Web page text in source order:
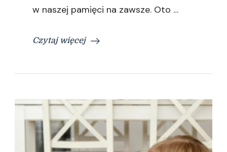
w naszej pamięci na zawsze. Oto …
Czytaj więcej